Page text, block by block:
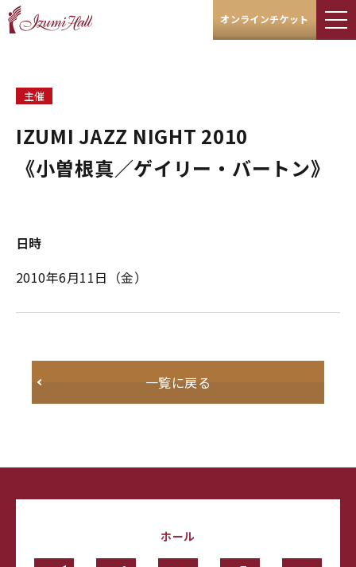
オンラインチケット
主催
IZUMI JAZZ NIGHT 2010
《小曽根真／ゲイリー・バートン》
日時
2010年6月11日（金）
一覧に戻る
ホール